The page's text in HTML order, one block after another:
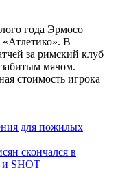
года Эрмосо
В
за римский клуб
мячом.
стоимость игрока
для пожилых
скончался в
SHOT